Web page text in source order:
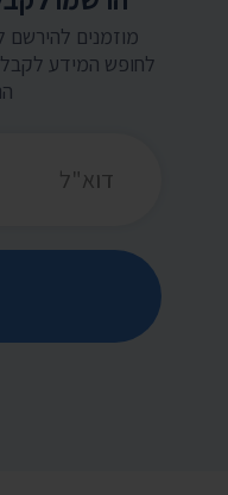
מוזמנים
לחופש המידע